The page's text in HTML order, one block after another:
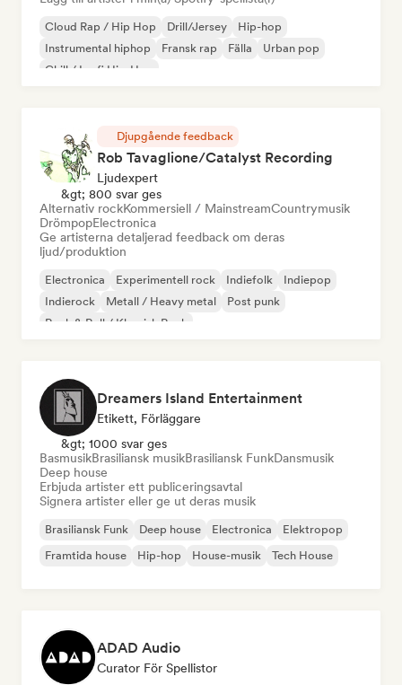
Cloud Rap / Hip Hop Drill/Jersey
Hip-hop
Instrumental hiphop
Fransk rap Fälla
Urban pop
Chill / Lo-fi Hip-Hop
Djupgående feedback
Rob Tavaglione/Catalyst Recording
Ljudexpert
&gt; 800 svar ges
Alternativ rockKommersiell / MainstreamCountrymusik
DrömpopElectronica
Ge artisterna detaljerad feedback om deras
ljud/produktion
Electronica Experimentell rock Indiefolk
Indiepop
Indierock
Metall / Heavy metal
Post punk
Rock & Roll / Klassisk Rock
Dreamers Island Entertainment
Etikett, Förläggare
&gt; 1000 svar ges
BasmusikBrasiliansk musikBrasiliansk FunkDansmusik
Deep house
Erbjuda artister ett publiceringsavtal
Signera artister eller ge ut deras musik
Brasiliansk Funk Deep house Electronica
Elektropop
Framtida house
Hip-hop House-musik Tech House
ADAD Audio
Curator För Spellistor